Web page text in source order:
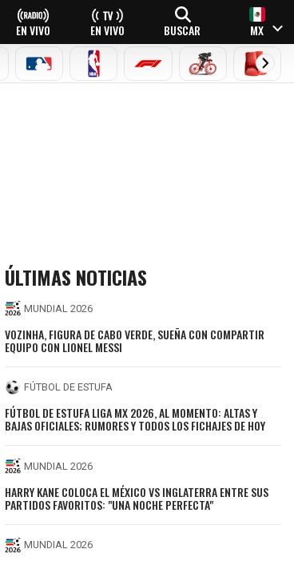
EN VIVO EN VIVO BUSCAR MX
MLB NBA FÓRMULA 1CICLISMOBOXEO
ÚLTIMAS NOTICIAS
MUNDIAL 2026
VOZINHA, FIGURA DE CABO VERDE, SUEÑA CON COMPARTIR
EQUIPO CON LIONEL MESSI
FÚTBOL DE ESTUFA
FÚTBOL DE ESTUFA LIGA MX 2026, AL MOMENTO: ALTAS Y
BAJAS OFICIALES; RUMORES Y TODOS LOS FICHAJES DE HOY
MUNDIAL 2026
HARRY KANE COLOCA EL MÉXICO VS INGLATERRA ENTRE SUS
PARTIDOS FAVORITOS: "UNA NOCHE PERFECTA"
MUNDIAL 2026